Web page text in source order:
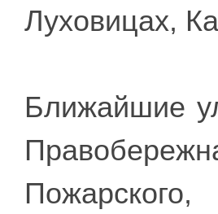
Луховицах,
Ближайшие